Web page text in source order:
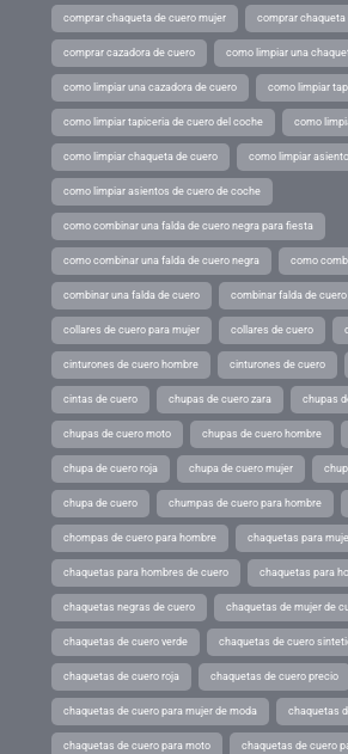
comprar chaqueta de cuero mujer comprar chaqueta
comprar cazadora de cuero como limpiar una
como limpiar una cazadora de cuero como limpiar
como limpiar tapiceria de cuero del coche como
como limpiar chaqueta de cuero como limpiar
como limpiar asientos de cuero de coche
como combinar una falda de cuero negra para fiesta
como combinar una falda de cuero negra como
combinar una falda de cuero combinar falda de cuero
collares de cuero para mujer collares de cuero
cinturones de cuero hombre cinturones de cuero
cintas de cuero chupas de cuero zara chupas
chupas de cuero moto chupas de cuero hombre
chupa de cuero roja chupa de cuero mujer
chupa de cuero chumpas de cuero para hombre
chompas de cuero para hombre chaquetas para
chaquetas para hombres de cuero chaquetas para
chaquetas negras de cuero chaquetas de mujer de
chaquetas de cuero verde chaquetas de cuero
chaquetas de cuero roja chaquetas de cuero precio
chaquetas de cuero para mujer de moda chaquetas
chaquetas de cuero para moto chaquetas de cuero